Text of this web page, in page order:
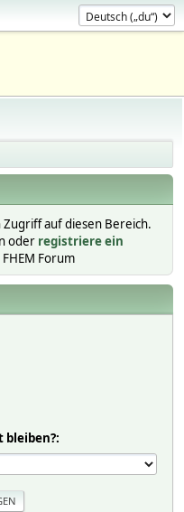
auf diesen Bereich.
oder registriere ein
FHEM Forum
bleiben?: